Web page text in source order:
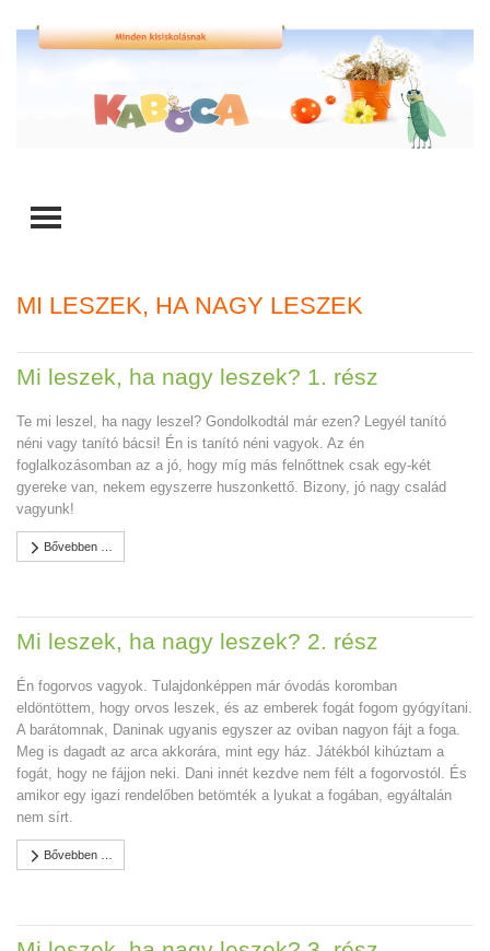
TOGGLE MENU
MI LESZEK, HA NAGY LESZEK
Mi leszek, ha nagy leszek? 1. rész
Te mi leszel, ha nagy leszel? Gondolkodtál már ezen? Legyél tanító
néni vagy tanító bácsi! Én is tanító néni vagyok. Az én
foglalkozásomban az a jó, hogy míg más felnőttnek csak egy-két
gyereke van, nekem egyszerre huszonkettő. Bizony, jó nagy család
vagyunk!
Bővebben …
Mi leszek, ha nagy leszek? 2. rész
Én fogorvos vagyok. Tulajdonképpen már óvodás koromban
eldöntöttem, hogy orvos leszek, és az emberek fogát fogom gyógyítani.
A barátomnak, Daninak ugyanis egyszer az oviban nagyon fájt a foga.
Meg is dagadt az arca akkorára, mint egy ház. Játékból kihúztam a
fogát, hogy ne fájjon neki. Dani innét kezdve nem félt a fogorvostól. És
amikor egy igazi rendelőben betömték a lyukat a fogában, egyáltalán
nem sírt.
Bővebben …